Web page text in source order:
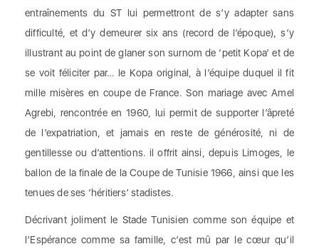
entraînements du ST lui permettront de s’y adapter sans
difficulté, et d’y demeurer six ans (record de l’époque), s’y
illustrant au point de glaner son surnom de ‘petit Kopa’ et de
se voit féliciter par… le Kopa original, à l’équipe duquel il fit
mille misères en coupe de France. Son mariage avec Amel
Agrebi, rencontrée en 1960, lui permit de supporter l’âpreté
de l’expatriation, et jamais en reste de générosité, ni de
gentillesse ou d’attentions. il offrit ainsi, depuis Limoges, le
ballon de la finale de la Coupe de Tunisie 1966, ainsi que les
tenues de ses ‘héritiers’ stadistes.
Décrivant joliment le Stade Tunisien comme son équipe et
l’Espérance comme sa famille, c’est mû par le cœur qu’il